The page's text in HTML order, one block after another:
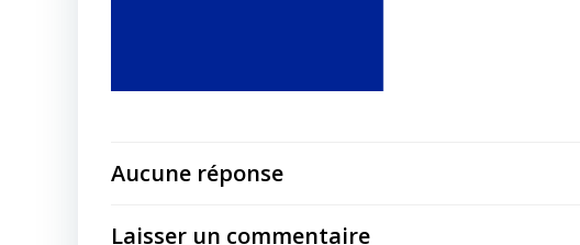
Aucune réponse
Laisser un commentaire